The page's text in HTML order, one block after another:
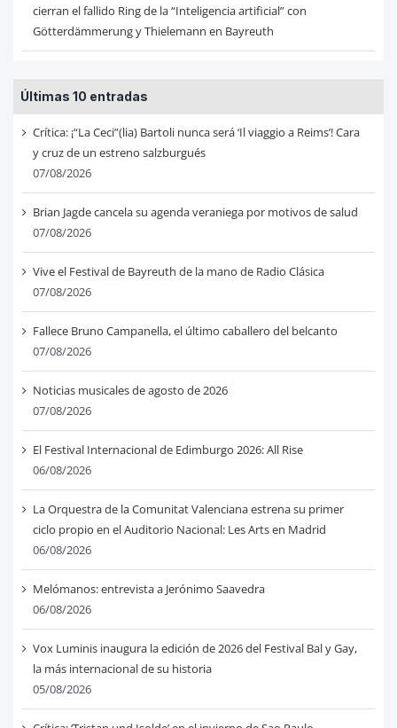
cierran el fallido Ring de la “Inteligencia artificial” con
Götterdämmerung y Thielemann en Bayreuth
Últimas 10 entradas
Crítica: ¡“La Ceci”(lia) Bartoli nunca será ‘Il viaggio a Reims’! Cara
y cruz de un estreno salzburgués
07/08/2026
Brian Jagde cancela su agenda veraniega por motivos de salud
07/08/2026
Vive el Festival de Bayreuth de la mano de Radio Clásica
07/08/2026
Fallece Bruno Campanella, el último caballero del belcanto
07/08/2026
Noticias musicales de agosto de 2026
07/08/2026
El Festival Internacional de Edimburgo 2026: All Rise
06/08/2026
La Orquestra de la Comunitat Valenciana estrena su primer
ciclo propio en el Auditorio Nacional: Les Arts en Madrid
06/08/2026
Melómanos: entrevista a Jerónimo Saavedra
06/08/2026
Vox Luminis inaugura la edición de 2026 del Festival Bal y Gay,
la más internacional de su historia
05/08/2026